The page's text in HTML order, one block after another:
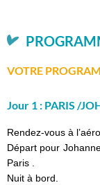
VOTRE
Jour 1 : PARIS /
Rendez-vous à
Départ pour
Paris .
Nuit à bord.